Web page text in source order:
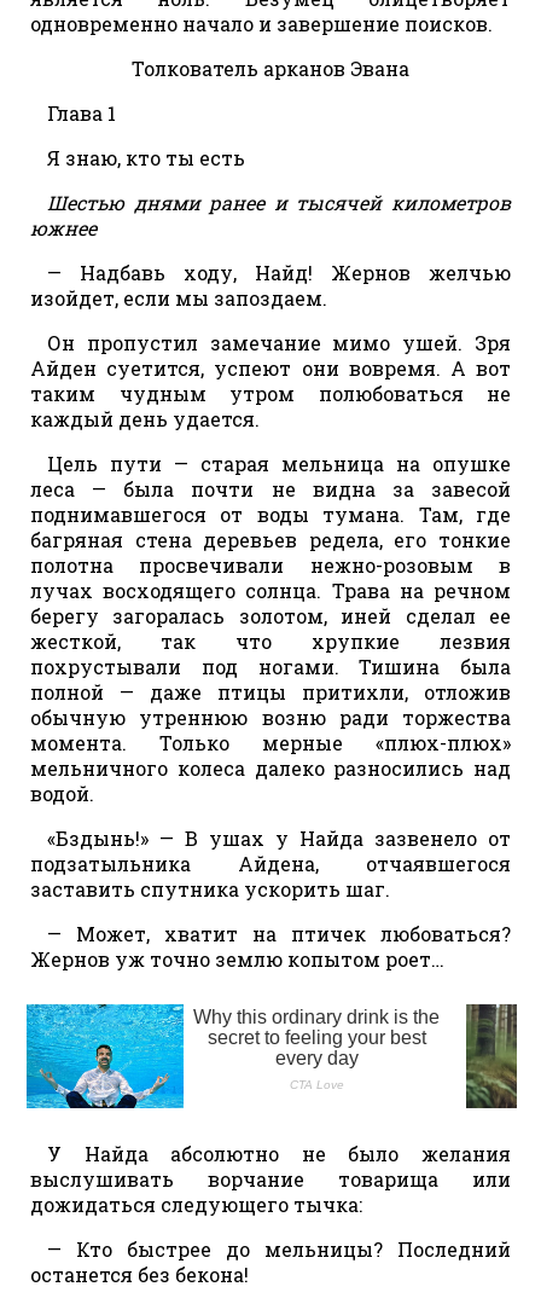
одновременно начало и завершение поисков.
Толкователь арканов Эвана
Глава 1
Я знаю, кто ты есть
Шестью днями ранее и тысячей километров
южнее
— Надбавь ходу, Найд! Жернов желчью
изойдет, если мы запоздаем.
Он пропустил замечание мимо ушей. Зря
Айден суетится, успеют они вовремя. А вот
таким чудным утром полюбоваться не
каждый день удается.
Цель пути — старая мельница на опушке
леса — была почти не видна за завесой
поднимавшегося от воды тумана. Там, где
багряная стена деревьев редела, его тонкие
полотна просвечивали нежно-розовым в
лучах восходящего солнца. Трава на речном
берегу загоралась золотом, иней сделал ее
жесткой, так что хрупкие лезвия
похрустывали под ногами. Тишина была
полной — даже птицы притихли, отложив
обычную утреннюю возню ради торжества
момента. Только мерные «плюх-плюх»
мельничного колеса далеко разносились над
водой.
«Бздынь!» — В ушах у Найда зазвенело от
подзатыльника Айдена, отчаявшегося
заставить спутника ускорить шаг.
— Может, хватит на птичек любоваться?
Жернов уж точно землю копытом роет…
У Найда абсолютно не было желания
выслушивать ворчание товарища или
дожидаться следующего тычка:
— Кто быстрее до мельницы? Последний
останется без бекона!